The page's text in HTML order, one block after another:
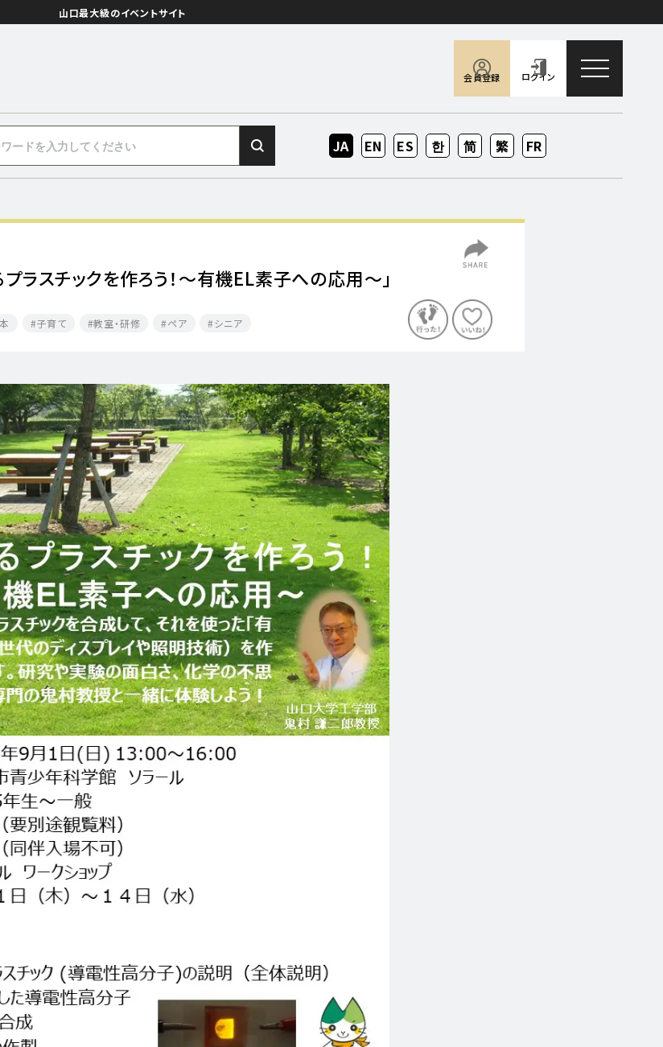
山口最大級のイベントサイト
会員登録 ログイン toggle
ZH-
ZH-
EN FR
JA KO
ES
ラスチックを作ろう！～有機EL素子への応用～」
子育て 教室・研修 ペア シニア